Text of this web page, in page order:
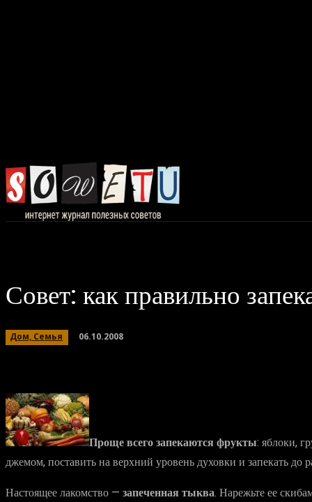
Совет: как правильно
Дом, Семья 06.10.2008
Проще всего запекаются фрукты: яблоки,
джемом, поставить на верхний уровень духовки и запекать
Настоящее лакомство — запеченная тыква. Нарежьте ее